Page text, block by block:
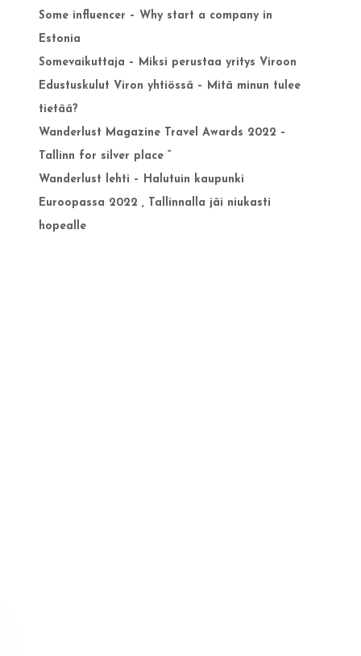
Some influencer – Why start a company in
Estonia
Somevaikuttaja – Miksi perustaa yritys Viroon
Edustuskulut Viron yhtiössä – Mitä minun tulee
tietää?
Wanderlust Magazine Travel Awards 2022 –
Tallinn for silver place “
Wanderlust lehti – Halutuin kaupunki
Euroopassa 2022 , Tallinnalla jäi niukasti
hopealle